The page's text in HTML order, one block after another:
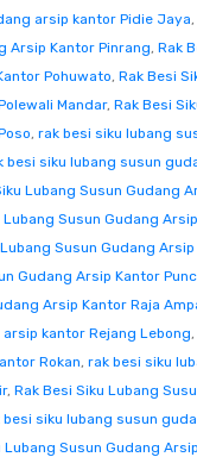
arsip kantor Pidie Jaya,
Arsip Kantor Pinrang, Rak
Pohuwato, Rak Besi
Mandar, Rak Besi
, rak besi siku lubang
besi siku lubang susun
Lubang Susun Gudang
Lubang Susun Gudang
Susun Gudang
Gudang Arsip Kantor
Arsip Kantor Raja
kantor Rejang Lebong,
Rokan, rak besi siku
, Rak Besi Siku Lubang
besi siku lubang susun
Lubang Susun Gudang